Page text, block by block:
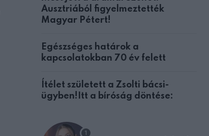
Ausztriából figyelmeztették
Magyar Pétert!
Egészséges határok a
kapcsolatokban 70 év felett
Ítélet született a Zsolti bácsi-
ügyben!Itt a bíróság döntése: